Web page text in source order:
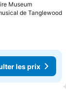
Museum
de Tanglewood
les prix